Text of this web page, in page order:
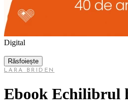
Digital
Răsfoiește
LARA BRIDEN
Ebook Echilibrul